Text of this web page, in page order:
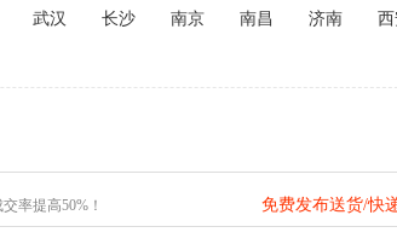
武汉 长沙 南京 南昌 济南
率提高50%！ 免费发布送货/快